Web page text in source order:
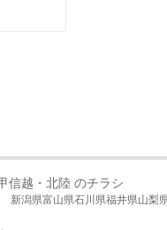
信越・北陸 のチラシ
新潟県富山県石川県福井県山梨